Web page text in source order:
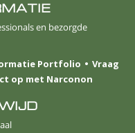
en bezorgde
Portfolio
Vraag
op met Narconon